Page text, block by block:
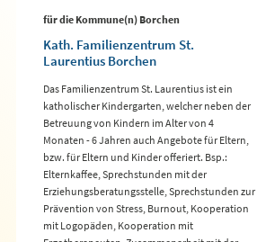
für die Kommune(n) Borchen
Kath. Familienzentrum St.
Laurentius Borchen
Das Familienzentrum St. Laurentius ist ein
katholischer Kindergarten, welcher neben der
Betreuung von Kindern im Alter von 4
Monaten - 6 Jahren auch Angebote für Eltern,
bzw. für Eltern und Kinder offeriert. Bsp.:
Elternkaffee, Sprechstunden mit der
Erziehungsberatungsstelle, Sprechstunden zur
Prävention von Stress, Burnout, Kooperation
mit Logopäden, Kooperation mit